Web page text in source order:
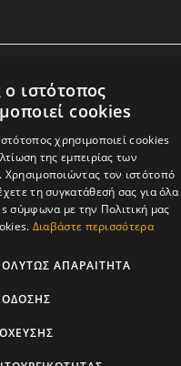
Ο ΛΟΓΑΡΙΑΣΜΌΣ ΜΟΥ
ΕΡΓΑΛΕΊΑ ΣΕΛΊΔΑΣ
ΑΚΟΛΟΥΘΉΣΤΕ ΜΑΣ
ιστότοπος
cookies
χρησιμοποιεί cookies
της εμπειρίας των
τον ιστότοπό
τη συγκατάθεσή σας για όλα
σύμφωνα με την Πολιτική μας
Διαβάστε περισσότερα
ΑΠΑΡΑΊΤΗΤΑ